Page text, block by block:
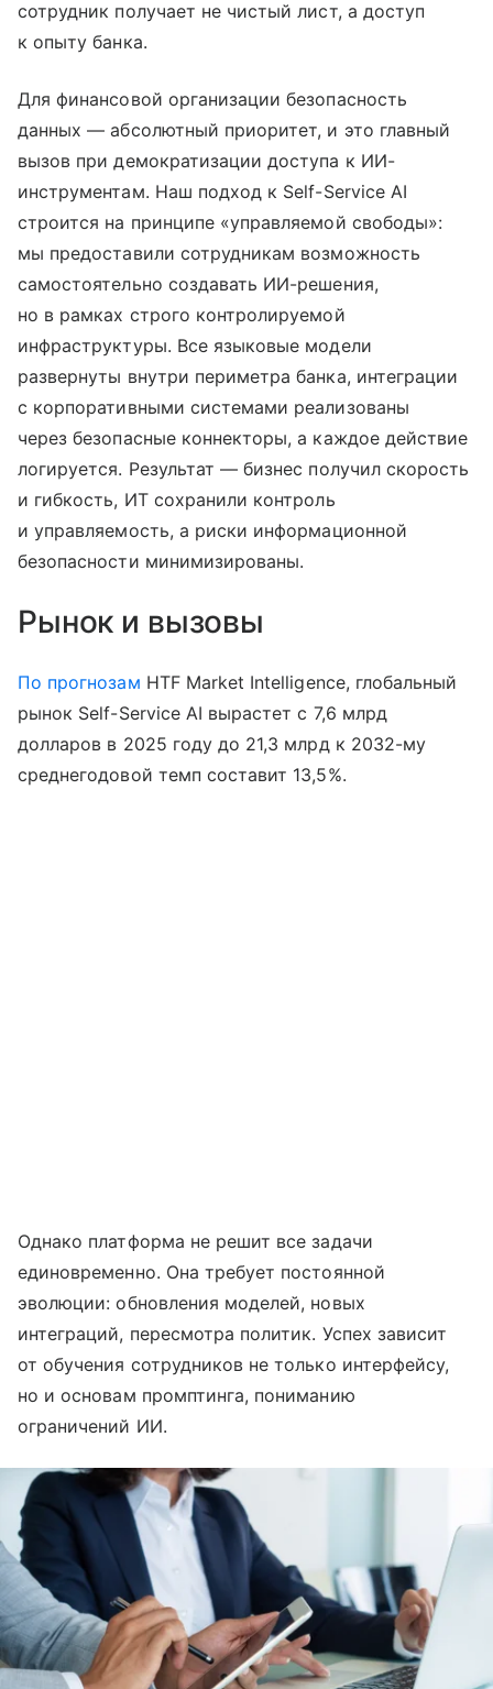
сотрудник получает не чистый лист, а доступ
к опыту банка.
Для финансовой организации безопасность
данных — абсолютный приоритет, и это главный
вызов при демократизации доступа к ИИ-
инструментам. Наш подход к Self-Service AI
строится на принципе «управляемой свободы»:
мы предоставили сотрудникам возможность
самостоятельно создавать ИИ-решения,
но в рамках строго контролируемой
инфраструктуры. Все языковые модели
развернуты внутри периметра банка, интеграции
с корпоративными системами реализованы
через безопасные коннекторы, а каждое действие
логируется. Результат — бизнес получил скорость
и гибкость, ИТ сохранили контроль
и управляемость, а риски информационной
безопасности минимизированы.
Рынок и вызовы
По прогнозам HTF Market Intelligence, глобальный
рынок Self-Service AI вырастет с 7,6 млрд
долларов в 2025 году до 21,3 млрд к 2032-му
среднегодовой темп составит 13,5%.
Однако платформа не решит все задачи
единовременно. Она требует постоянной
эволюции: обновления моделей, новых
интеграций, пересмотра политик. Успех зависит
от обучения сотрудников не только интерфейсу,
но и основам промптинга, пониманию
ограничений ИИ.